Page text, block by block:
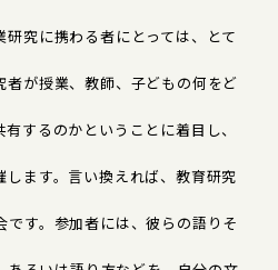
究に携わる者にとっては、とて
者が授業、教師、子どもの何をど
するのかということに着目し、
します。言い換えれば、教育研究
です。参加者には、彼らの語りそ